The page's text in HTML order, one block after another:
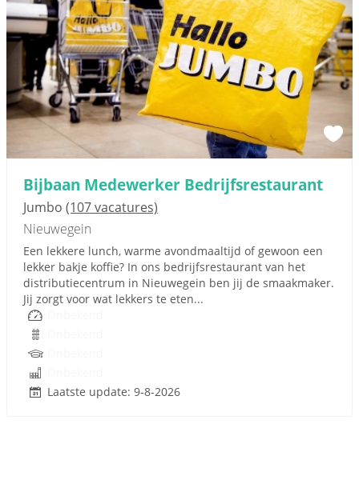
Bijbaan Medewerker Bedrijfsrestaurant
Jumbo (107 vacatures)
Nieuwegein
Een lekkere lunch, warme avondmaaltijd of gewoon een
lekker bakje koffie? In ons bedrijfsrestaurant van het
distributiecentrum in Nieuwegein ben jij de smaakmaker.
Jij zorgt voor wat lekkers te eten...
Laatste update: 9-8-2026